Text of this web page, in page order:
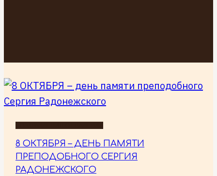
8 ОКТЯБРЯ – ДЕНЬ ПАМЯТИ
ПРЕПОДОБНОГО СЕРГИЯ
РАДОНЕЖСКОГО